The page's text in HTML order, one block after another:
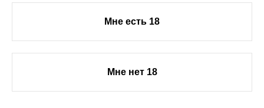
Мне есть 18
Мне нет 18